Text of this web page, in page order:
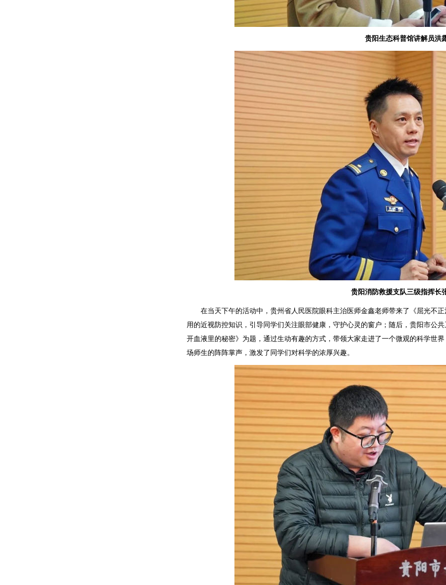
贵阳生态科普馆讲解员洪
贵阳消防救援支队三级指挥长
在当天下午的活动中，贵州省人民医院眼科主治医师金鑫老师带来了《屈光不
用的近视防控知识，引导同学们关注眼部健康，守护心灵的窗户；随后，贵阳市公
开血液里的秘密》为题，通过生动有趣的方式，带领大家走进了一个微观的科学世
场师生的阵阵掌声，激发了同学们对科学的浓厚兴趣。